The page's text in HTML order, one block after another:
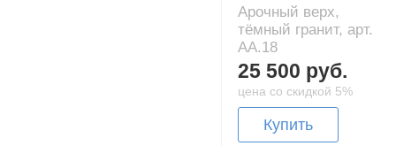
Арочный верх,
тёмный гранит, арт.
AA.18
25 500 руб.
цена со скидкой 5%
Купить